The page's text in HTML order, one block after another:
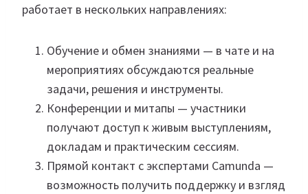
работает в нескольких направлениях:
Обучение и обмен знаниями — в чате и на
мероприятиях обсуждаются реальные
задачи, решения и инструменты.
Конференции и митапы — участники
получают доступ к живым выступлениям,
докладам и практическим сессиям.
Прямой контакт с экспертами Camunda —
возможность получить поддержку и взгляд